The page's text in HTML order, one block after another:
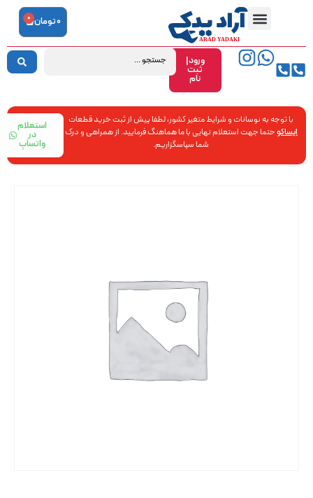
ورود|
ثبت
نام
0تومان 0
با توجه به نوسانات و شرایط متغیر کشور، لطفا پیش از ثبت خرید قطعات
ایساکوحتما جهت استعلام نهایی با ما هماهنگ فرمایید. از همراهی و درک
شما سپاسگزاریم.
استعلام
در
واتساپ